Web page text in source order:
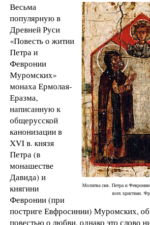
Молитва свв. Петра и
всех христиан.
Весьма
популярную в
Древней Руси
«Повесть о житии
Петра и
Февронии
Муромских»
монаха Ермолая-
Еразма,
написанную к
общерусской
канонизации в
XVI в. князя
Петра (в
монашестве
Давида) и
княгини
Февронии (при
постриге Евфросинии) Муромских,
повестью о любви, однако это слово